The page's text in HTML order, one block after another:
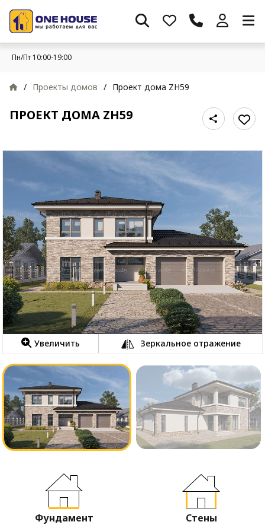
Пн/Пт 10:00-19:00
/ Проекты домов / Проект дома ZH59
ПРОЕКТ ДОМА ZH59
Увеличить Зеркальное отражение
Фундамент Стены